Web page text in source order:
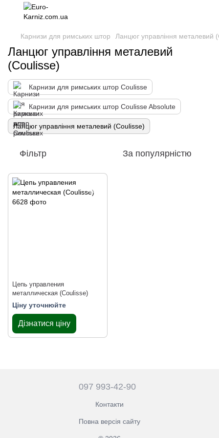
Карнизи для римських штор Ланцюг управління металевий
Ланцюг управління металевий
(Coulisse)
Карнизи для римських штор Coulisse
Карнизи для римських штор Coulisse Absolute
Ланцюг управління металевий (Coulisse)
Фільтр За популярністю
Цепь управления
металлическая (Coulisse)
Ціну уточнюйте
Дізнатися ціну
097 993-42-90
Контакти
Повна версія сайту